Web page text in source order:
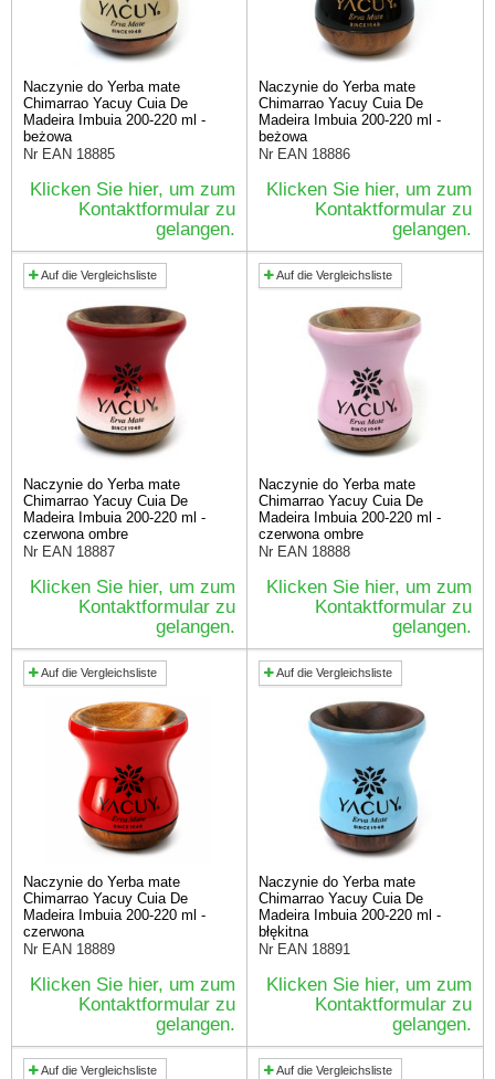
Naczynie do Yerba mate
Chimarrao Yacuy Cuia De
Madeira Imbuia 200-220 ml -
beżowa
Nr EAN 18885
Klicken Sie hier, um zum
Kontaktformular zu
gelangen.
Naczynie do Yerba mate
Chimarrao Yacuy Cuia De
Madeira Imbuia 200-220 ml -
beżowa
Nr EAN 18886
Klicken Sie hier, um zum
Kontaktformular zu
gelangen.
Auf die Vergleichsliste
Naczynie do Yerba mate
Chimarrao Yacuy Cuia De
Madeira Imbuia 200-220 ml -
czerwona ombre
Nr EAN 18887
Klicken Sie hier, um zum
Kontaktformular zu
gelangen.
Auf die Vergleichsliste
Naczynie do Yerba mate
Chimarrao Yacuy Cuia De
Madeira Imbuia 200-220 ml -
czerwona ombre
Nr EAN 18888
Klicken Sie hier, um zum
Kontaktformular zu
gelangen.
Auf die Vergleichsliste
Naczynie do Yerba mate
Chimarrao Yacuy Cuia De
Madeira Imbuia 200-220 ml -
czerwona
Nr EAN 18889
Klicken Sie hier, um zum
Kontaktformular zu
gelangen.
Auf die Vergleichsliste
Naczynie do Yerba mate
Chimarrao Yacuy Cuia De
Madeira Imbuia 200-220 ml -
błękitna
Nr EAN 18891
Klicken Sie hier, um zum
Kontaktformular zu
gelangen.
Auf die Vergleichsliste Auf die Vergleichsliste